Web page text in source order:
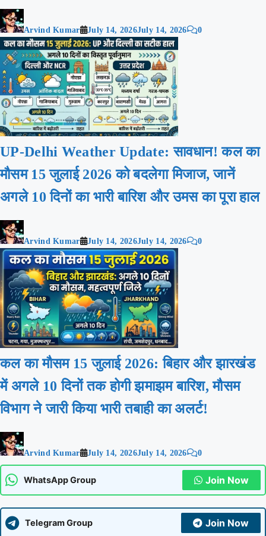
Arvind Kumar July 14, 2026July 14, 2026 0
UP-Delhi Weather Update: सावधान! कल का
मौसम 15 जुलाई 2026 को बदलेगा मिजाज, जानें
अगले 10 दिनों का भारी बारिश और उमस का पूरा हाल
Arvind Kumar July 14, 2026July 14, 2026 0
कल का मौसम 15 जुलाई 2026: बिहार और झारखंड
में अगले 10 दिनों तक होगी झमाझम बारिश, मौसम
विभाग ने जारी किया भारी तबाही का अलर्ट!
Arvind Kumar July 14, 2026July 14, 2026 0
WhatsApp Group Join Now
Telegram Group Join Now